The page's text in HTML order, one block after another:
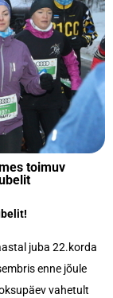
toimuv
juba 22.korda
enne jõule
vahetult